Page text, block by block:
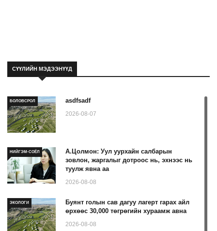
СҮҮЛИЙН МЭДЭЭНҮҮД
БОЛОВСРОЛ asdfsadf
2026-08-07
НИЙГЭМ-СОЁЛ
А.Цолмон: Уул уурхайн салбарын
зовлон, жаргалыг дотроос нь, эхнээс нь
туулж явна аа
2026-08-08
ЭКОЛОГИ
Буянт голын сав дагуу лагерт гарах айл
өрхөөс 30,000 төгрөгийн хураамж авна
2026-08-08